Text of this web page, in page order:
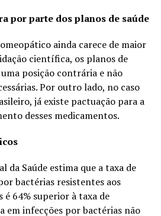
por parte dos planos de saúde
ainda carece de maior
científica, os planos de
posição contrária e não
Por outro lado, no caso
já existe pactuação para a
desses medicamentos.
da Saúde estima que a taxa de
bactérias resistentes aos
64% superior à taxa de
em infecções por bactérias não